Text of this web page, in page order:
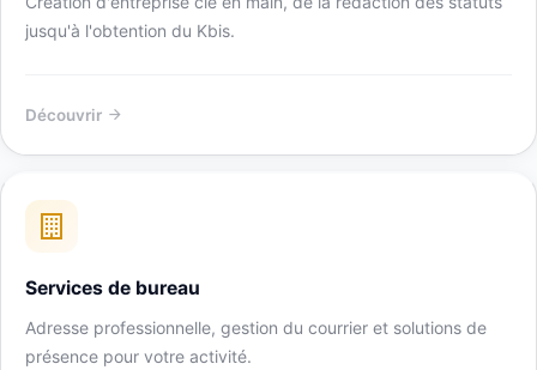
jusqu'à l'obtention du Kbis.
Découvrir
Services de bureau
Adresse professionnelle, gestion du courrier et solutions de
présence pour votre activité.